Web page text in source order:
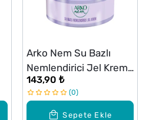
Sepete Ekle
Arko Nem Su Bazlı
Nemlendirici Jel Krem
250 ml
143,90 ₺
0